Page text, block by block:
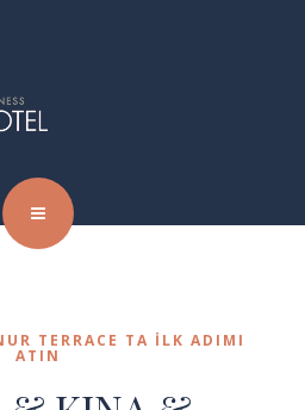
TERRACE TA ILK ADIMI
ATIN